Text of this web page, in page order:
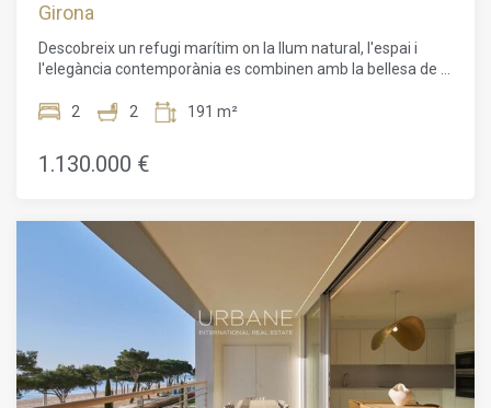
Girona
Descobreix un refugi marítim on la llum natural, l'espai i
l'elegància contemporània es combinen amb la bellesa de la
forma part de la prestigiosa promoció Brava de Kronos
que busquen un habitatge de prestigi sobri, funcional i
pensat per gaudir de la calma del mar. La seva ubicació és
encantadors pobles costaners.L'interior ha estat distribuït
minuciosament per maximitzar la llum i la fluïdesa a cada
estança. La zona de dia, de concepte obert, integra el saló i
el menjador amb una cuina moderna, elegant i funcional, on
els grans finestrals creen una transició perfecta amb
l'exterior. La zona de descans compta amb dos dormitoris
tranquils i lluminosos, complementats per dos banys
contemporanis amb acabats de primera qualitat.El gran
protagonista de la propietat és la seva impressionant
2 2 191 m²
1.130.000 €